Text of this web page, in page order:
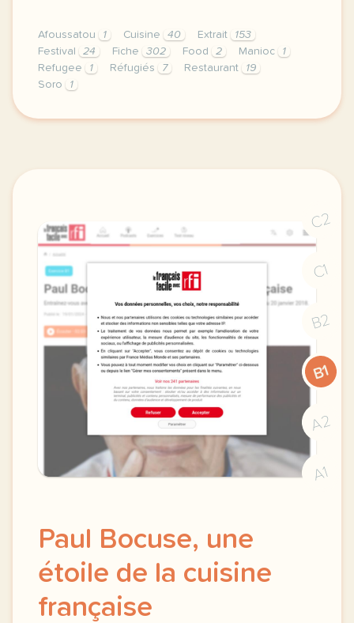
Afoussatou 1 Cuisine 40 Extrait
153
Festival
24 Fiche 302 Food 2 Manioc
1
Refugee
1 Réfugiés 7 Restaurant
19
Soro
1
fiche b1 refugee food festival rassembler autour
C2
C1
B2
B1
A2
A1
Paul Bocuse, une
étoile de la cuisine
française